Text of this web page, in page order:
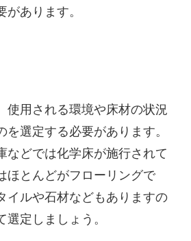
あります。
使用される環境や床材の状況
選定する必要があります。
などでは化学床が施行されて
ほとんどがフローリングで
イルや石材などもありますの
定しましょう。